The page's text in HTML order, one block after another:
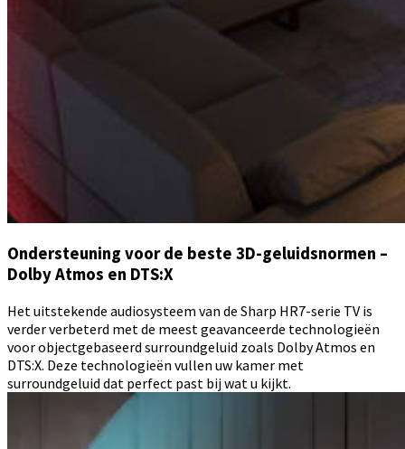
Ondersteuning voor de beste 3D-geluidsnormen –
Dolby Atmos en DTS:X
Het uitstekende audiosysteem van de Sharp HR7-serie TV is
verder verbeterd met de meest geavanceerde technologieën
voor objectgebaseerd surroundgeluid zoals Dolby Atmos en
DTS:X. Deze technologieën vullen uw kamer met
surroundgeluid dat perfect past bij wat u kijkt.